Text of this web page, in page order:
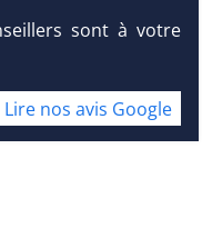
sont à votre
Lire nos avis Google